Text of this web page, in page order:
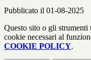
Pubblicato il 01-08-2025
Questo sito o gli
cookie necessari al
COOKIE POLICY.